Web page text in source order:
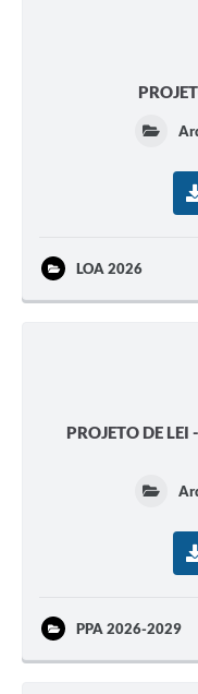
LOA 2026
PROJETO DE
PPA 2026-2029